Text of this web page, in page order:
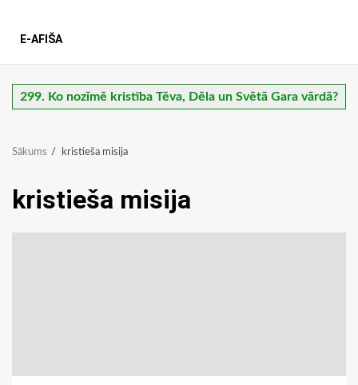
E-AFIŠA
299. Ko nozīmē kristība Tēva, Dēla un Svētā Gara vārdā?
Sākums kristieša misija
kristieša misija